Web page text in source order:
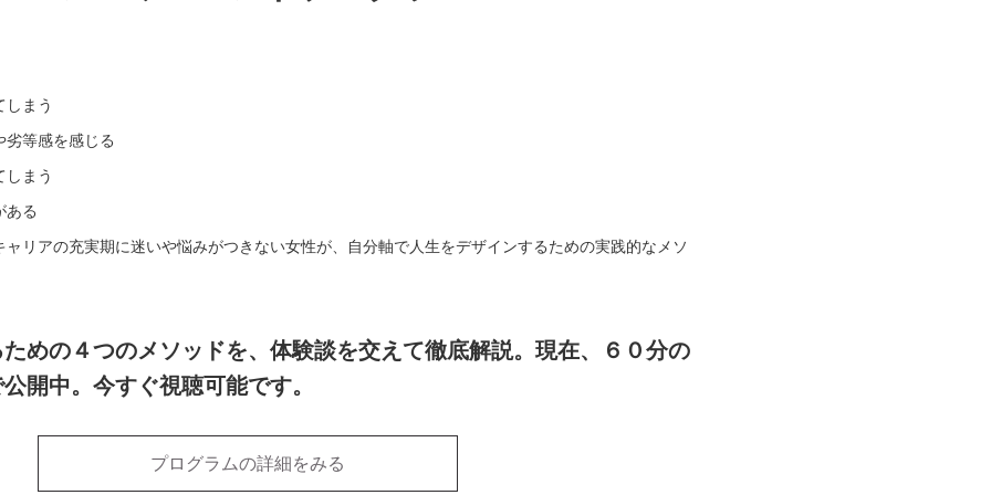
まう
等感を感じる
まう
ある
リアの充実期に迷いや悩みがつきない女性が、自分軸で人生をデザインするための実践的なメソ
めの４つのメソッドを、体験談を交えて徹底解説。現在、６０分の
開中。今すぐ視聴可能です。
プログラムの詳細をみる